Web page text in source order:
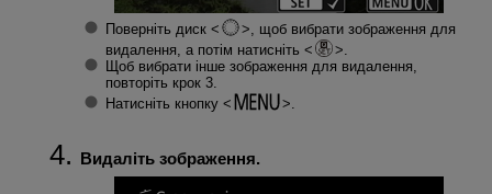
Поверніть диск
, щоб вибрати зображення для
видалення, а потім натисніть
Щоб вибрати інше зображення для видалення,
повторіть крок 3.
Натисніть кнопку
Видаліть зображення.